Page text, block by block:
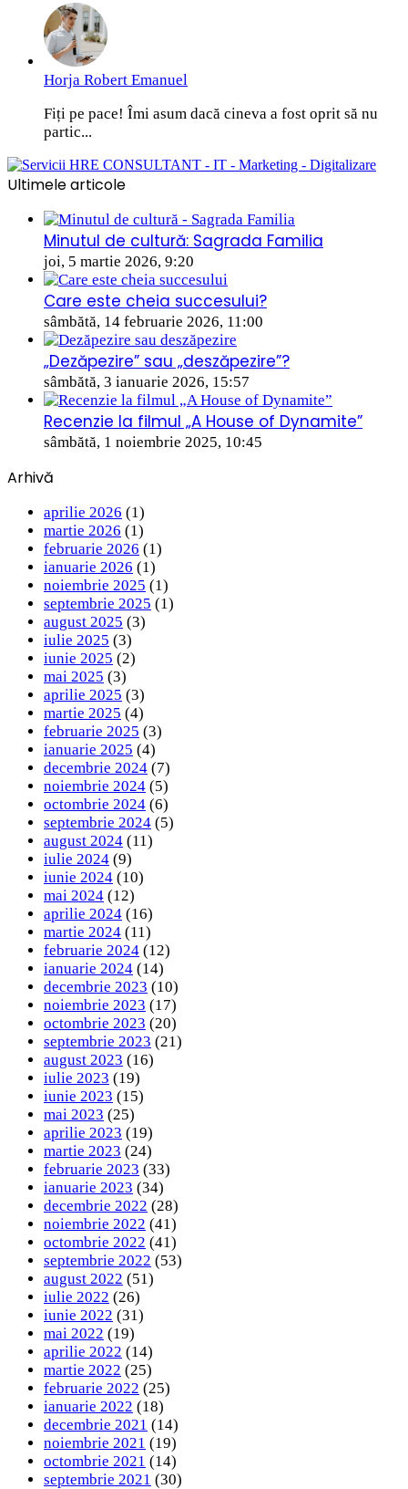
Horja Robert Emanuel
Fiți pe pace! Îmi asum dacă cineva a fost oprit să nu
partic...
Ultimele articole
Minutul de cultură: Sagrada Familia
joi, 5 martie 2026, 9:20
Care este cheia succesului?
sâmbătă, 14 februarie 2026, 11:00
„Dezăpezire” sau „deszăpezire”?
sâmbătă, 3 ianuarie 2026, 15:57
Recenzie la filmul „A House of Dynamite”
sâmbătă, 1 noiembrie 2025, 10:45
Arhivă
aprilie 2026 (1)
martie 2026 (1)
februarie 2026 (1)
ianuarie 2026 (1)
noiembrie 2025 (1)
septembrie 2025 (1)
august 2025 (3)
iulie 2025 (3)
iunie 2025 (2)
mai 2025 (3)
aprilie 2025 (3)
martie 2025 (4)
februarie 2025 (3)
ianuarie 2025 (4)
decembrie 2024 (7)
noiembrie 2024 (5)
octombrie 2024 (6)
septembrie 2024 (5)
august 2024 (11)
iulie 2024 (9)
iunie 2024 (10)
mai 2024 (12)
aprilie 2024 (16)
martie 2024 (11)
februarie 2024 (12)
ianuarie 2024 (14)
decembrie 2023 (10)
noiembrie 2023 (17)
octombrie 2023 (20)
septembrie 2023 (21)
august 2023 (16)
iulie 2023 (19)
iunie 2023 (15)
mai 2023 (25)
aprilie 2023 (19)
martie 2023 (24)
februarie 2023 (33)
ianuarie 2023 (34)
decembrie 2022 (28)
noiembrie 2022 (41)
octombrie 2022 (41)
septembrie 2022 (53)
august 2022 (51)
iulie 2022 (26)
iunie 2022 (31)
mai 2022 (19)
aprilie 2022 (14)
martie 2022 (25)
februarie 2022 (25)
ianuarie 2022 (18)
decembrie 2021 (14)
noiembrie 2021 (19)
octombrie 2021 (14)
septembrie 2021 (30)